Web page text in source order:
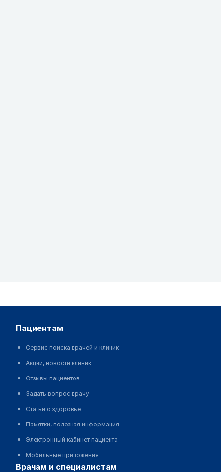
пациентам
Сервис поиска врачей и клиник
Акции, новости клиник
Отзывы пациентов
Задать вопрос врачу
Статьи о здоровье
Памятки, полезная информация
Электронный кабинет пациента
Мобильные приложения
врачам и специалистам